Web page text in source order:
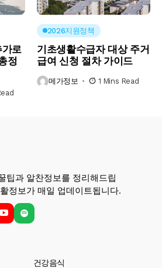
로
정
2026지원정책
기초생활수급자 대상 주거
급여 신청 절차 가이드
메가정보 1 Mins Read
팁과 알찬정보를 정리해드립
정보가 매일 업데이트됩니다.
건강음식